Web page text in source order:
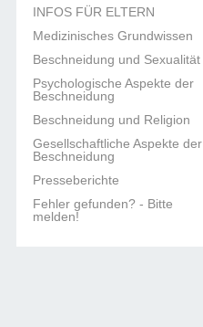
INFOS FÜR ELTERN
Medizinisches Grundwissen
Beschneidung und Sexualität
Psychologische Aspekte der
Beschneidung
Beschneidung und Religion
Gesellschaftliche Aspekte der
Beschneidung
Presseberichte
Fehler gefunden? - Bitte
melden!